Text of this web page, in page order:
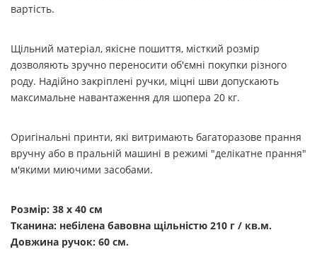
вартість.
Щільний матеріал, якісне пошиття, місткий розмір
дозволяють зручно переносити об'ємні покупки різного
роду. Надійно закріплені ручки, міцні шви допускають
максимальне навантаження для шопера 20 кг.
Оригінальні принти, які витримають багаторазове прання
вручну або в пральній машині в режимі "делікатне прання"
м'якими миючими засобами.
Розмір: 38 х 40 см
Тканина: небілена бавовна щільністю 210 г / кв.м.
Довжина ручок: 60 см.